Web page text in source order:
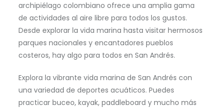
archipiélago colombiano ofrece una amplia gama
de actividades al aire libre para todos los gustos.
Desde explorar la vida marina hasta visitar hermosos
parques nacionales y encantadores pueblos
costeros, hay algo para todos en San Andrés.
Explora la vibrante vida marina de San Andrés con
una variedad de deportes acuáticos. Puedes
practicar buceo, kayak, paddleboard y mucho más